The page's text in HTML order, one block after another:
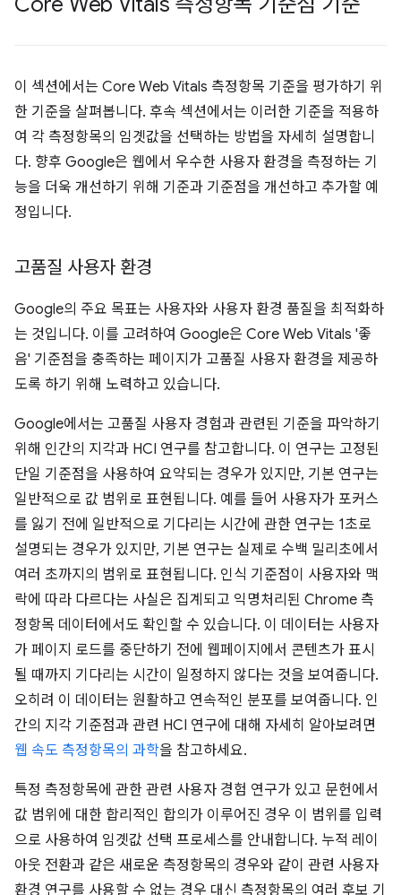
이 섹션에서는 Core Web Vitals 측정항목 기준을 평가하기 위
한 기준을 살펴봅니다. 후속 섹션에서는 이러한 기준을 적용하
여 각 측정항목의 임곗값을 선택하는 방법을 자세히 설명합니
다. 향후 Google은 웹에서 우수한 사용자 환경을 측정하는 기
능을 더욱 개선하기 위해 기준과 기준점을 개선하고 추가할 예
정입니다.
고품질 사용자 환경
Google의 주요 목표는 사용자와 사용자 환경 품질을 최적화하
는 것입니다. 이를 고려하여 Google은 Core Web Vitals '좋
음' 기준점을 충족하는 페이지가 고품질 사용자 환경을 제공하
도록 하기 위해 노력하고 있습니다.
Google에서는 고품질 사용자 경험과 관련된 기준을 파악하기
위해 인간의 지각과 HCI 연구를 참고합니다. 이 연구는 고정된
단일 기준점을 사용하여 요약되는 경우가 있지만, 기본 연구는
일반적으로 값 범위로 표현됩니다. 예를 들어 사용자가 포커스
를 잃기 전에 일반적으로 기다리는 시간에 관한 연구는 1초로
설명되는 경우가 있지만, 기본 연구는 실제로 수백 밀리초에서
여러 초까지의 범위로 표현됩니다. 인식 기준점이 사용자와 맥
락에 따라 다르다는 사실은 집계되고 익명처리된 Chrome 측
정항목 데이터에서도 확인할 수 있습니다. 이 데이터는 사용자
가 페이지 로드를 중단하기 전에 웹페이지에서 콘텐츠가 표시
될 때까지 기다리는 시간이 일정하지 않다는 것을 보여줍니다.
오히려 이 데이터는 원활하고 연속적인 분포를 보여줍니다. 인
간의 지각 기준점과 관련 HCI 연구에 대해 자세히 알아보려면
웹 속도 측정항목의 과학을 참고하세요.
특정 측정항목에 관한 관련 사용자 경험 연구가 있고 문헌에서
값 범위에 대한 합리적인 합의가 이루어진 경우 이 범위를 입력
으로 사용하여 임곗값 선택 프로세스를 안내합니다. 누적 레이
아웃 전환과 같은 새로운 측정항목의 경우와 같이 관련 사용자
환경 연구를 사용할 수 없는 경우 대신 측정항목의 여러 후보 기